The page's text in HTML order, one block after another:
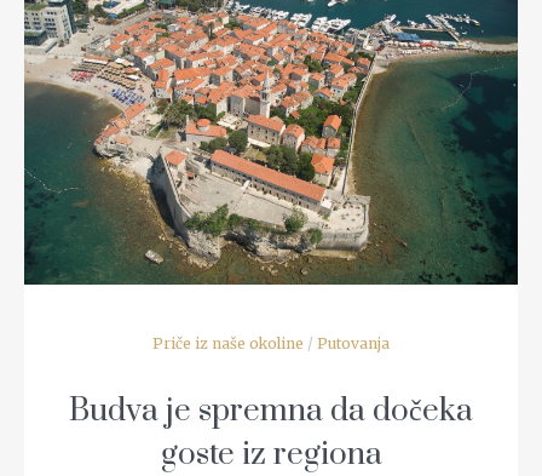
READ MORE
Priče iz naše okoline / Putovanja
Budva je spremna da dočeka
goste iz regiona